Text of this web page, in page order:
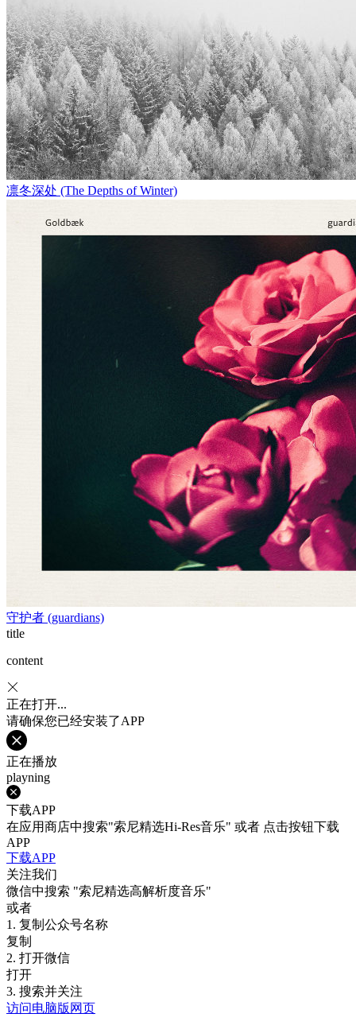
凛冬深处 (The Depths of Winter)
守护者 (guardians)
title
content
正在打开...
请确保您已经安装了APP
正在播放
playning
下载APP
在应用商店中搜索"索尼精选Hi-Res音乐" 或者 点击按钮下载
APP
下载APP
关注我们
微信中搜索 "索尼精选高解析度音乐"
或者
1. 复制公众号名称
复制
2. 打开微信
打开
3. 搜索并关注
访问电脑版网页